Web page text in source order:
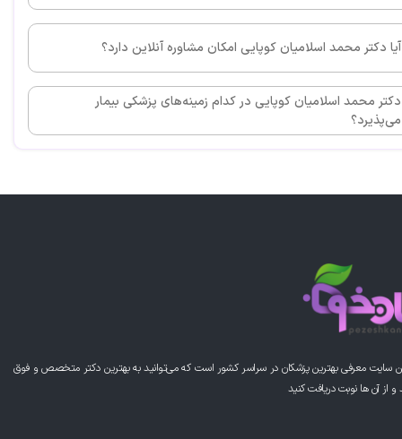
این پزشک را پیشنهاد می کنم
متخصص و بااخلاقی هستن
این پزشک را پیشنهاد می کنم
آیا دکتر محمد اسلامیان کوپایی امکان مشاوره آنلاین دارد؟
دکتر محمد اسلامیان کوپایی در کدام زمینه‌های پزشکی بیمار
می‌پذیرد؟
سایت معرفی بهترین پزشکان در سراسر کشور است که می‌توانید به بهترین دکتر متخصص و فوق
آن ها نوبت دریافت کنید